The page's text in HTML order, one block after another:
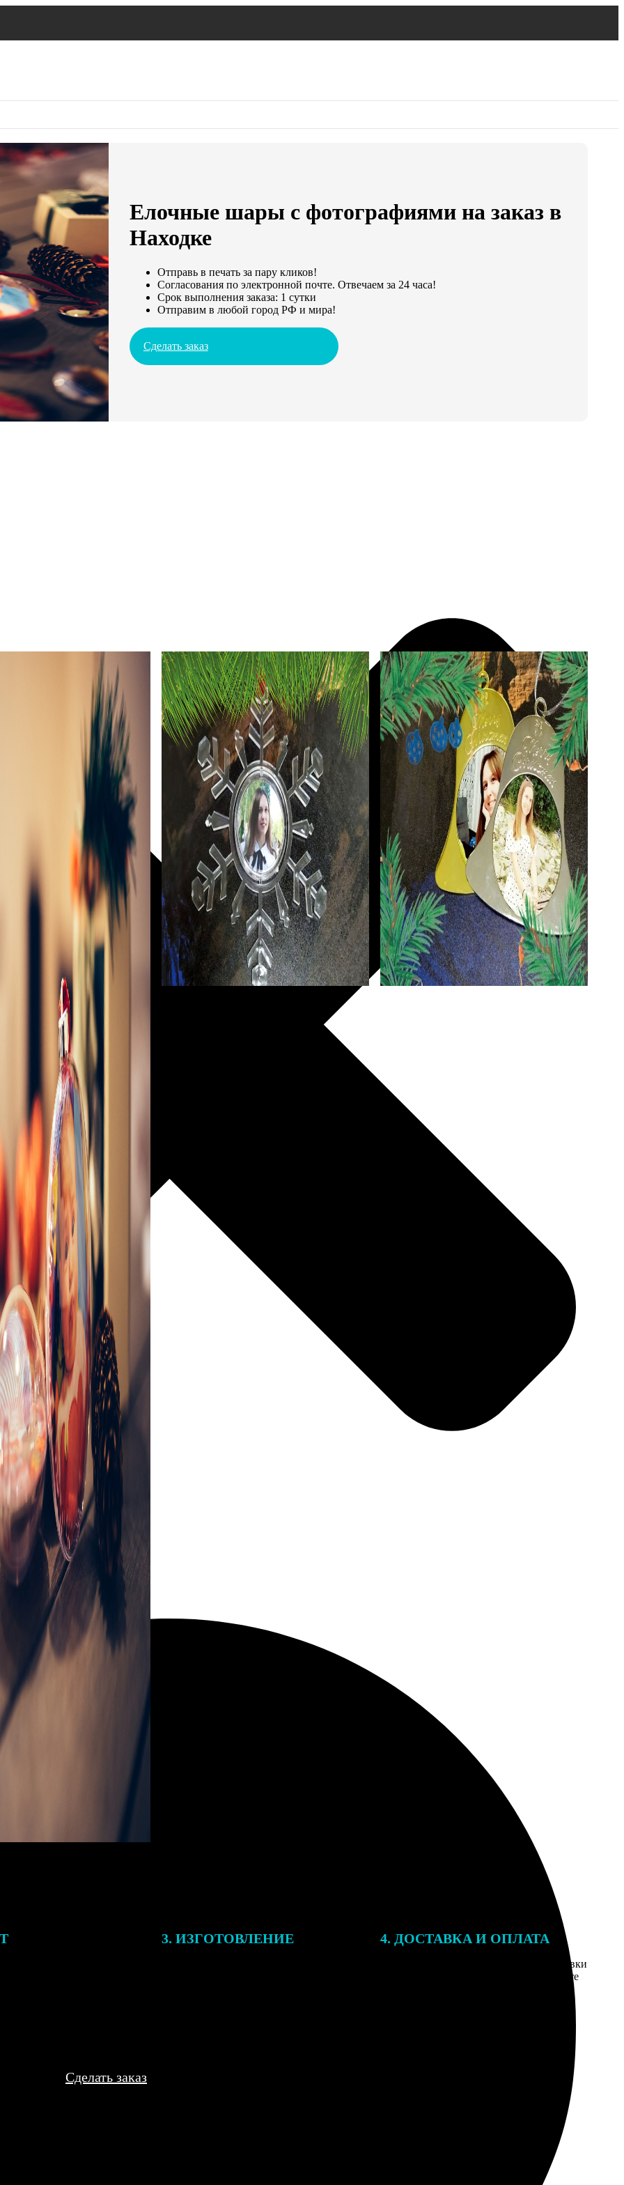
Елочные шары с фотографиями на заказ в
Находке
Отправь в печать за пару кликов!
Согласования по электронной почте. Отвечаем за 24 часа!
Срок выполнения заказа: 1 сутки
Отправим в любой город РФ и мира!
Сделать заказ
3. ИЗГОТОВЛЕНИЕ 4. ДОСТАВКА И ОПЛАТА
Введите адрес и выберите способ доставки
заказа. Если у вас есть промокод, введите
Сделать заказ